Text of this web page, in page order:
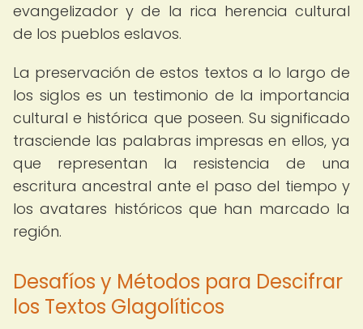
evangelizador y de la rica herencia cultural
de los pueblos eslavos.
La preservación de estos textos a lo largo de
los siglos es un testimonio de la importancia
cultural e histórica que poseen. Su significado
trasciende las palabras impresas en ellos, ya
que representan la resistencia de una
escritura ancestral ante el paso del tiempo y
los avatares históricos que han marcado la
región.
Desafíos y Métodos para Descifrar
los Textos Glagolíticos